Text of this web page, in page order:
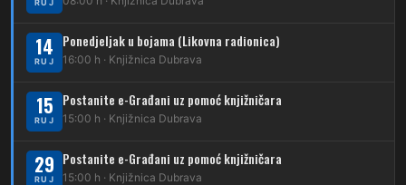
223 Dubec – Trnovčica – Dubrava
224 Dubec – Novoselec
261 Dubec – Sesvete – Goranec
262 Dubec – Sesvete – Planina Donja
RUJ
14
RUJ
Ponedjeljak u bojama (Likovna radionica)
16:00 h · Knjižnica Dubrava
15
RUJ
Postanite e-Građani uz pomoć knjižničara
15:00 h · Knjižnica Dubrava
29
RUJ
Postanite e-Građani uz pomoć knjižničara
15:00 h · Knjižnica Dubrava